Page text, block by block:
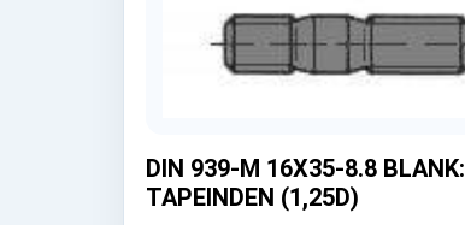
DIN 939-M 16X35-8.8 BLANK:
TAPEINDEN (1,25D)